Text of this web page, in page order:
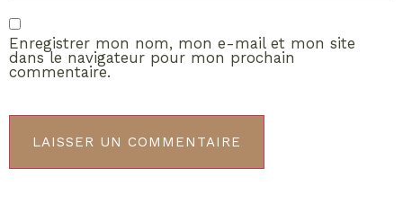
Enregistrer mon nom, mon e-mail et mon site
dans le navigateur pour mon prochain
commentaire.